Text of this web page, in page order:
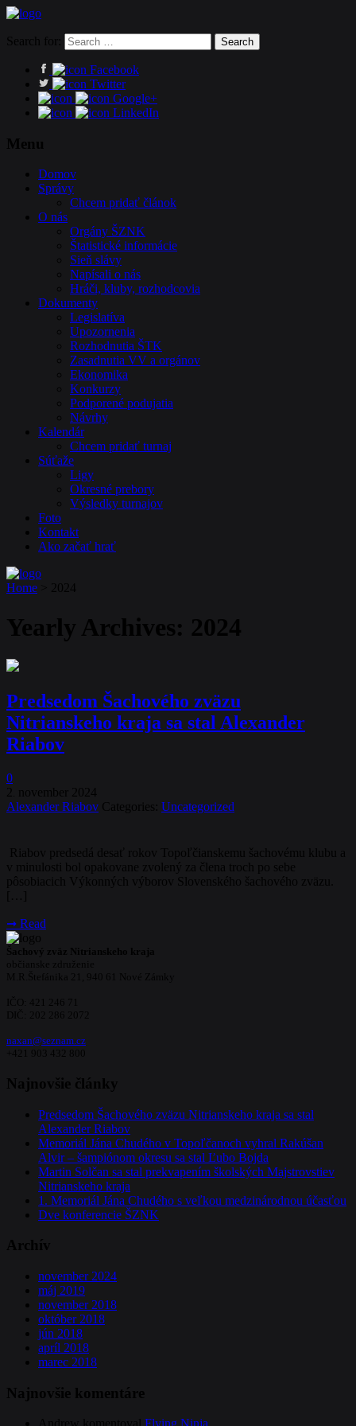
Search for:
Facebook
Twitter
Google+
LinkedIn
Menu
Domov
Správy
Chcem pridať článok
O nás
Orgány ŠZNK
Štatistické informácie
Sieň slávy
Napísali o nás
Hráči, kluby, rozhodcovia
Dokumenty
Legislatíva
Upozornenia
Rozhodnutia ŠTK
Zasadnutia VV a orgánov
Ekonomika
Konkurzy
Podporené podujatia
Návrhy
Kalendár
Chcem pridať turnaj
Súťaže
Ligy
Okresné prebory
Výsledky turnajov
Foto
Kontakt
Ako začať hrať
Home 2024
Yearly Archives: 2024
Predsedom Šachového zväzu
Nitrianskeho kraja sa stal Alexander
Riabov
0
november
2024
Alexander Riabov Categories: Uncategorized
Riabov predsedá desať rokov Topoľčianskemu šachovému klubu a
v minulosti bol opakovane zvolený za člena troch po sebe
pôsobiacich Výkonných výborov Slovenského šachového zväzu.
[…]
➞ Read
Šachový zväz Nitrianskeho kraja
občianske združenie
M.R.Štefánika 21, 940 61 Nové Zámky
IČO: 421 246 71
DIČ: 202 286 2072
naxan@seznam.cz
+421 903 432 800
Najnovšie články
Predsedom Šachového zväzu Nitrianskeho kraja sa stal
Alexander Riabov
Memoriál Jána Chudého v Topoľčanoch vyhral Rakúšan
Alvir – šampiónom okresu sa stal Ľubo Bojda
Martin Solčan sa stal prekvapením školských Majstrovstiev
Nitrianskeho kraja
1. Memoriál Jána Chudého s veľkou medzinárodnou účasťou
Dve konferencie ŠZNK
Archív
november 2024
máj 2019
november 2018
október 2018
jún 2018
apríl 2018
marec 2018
Najnovšie komentáre